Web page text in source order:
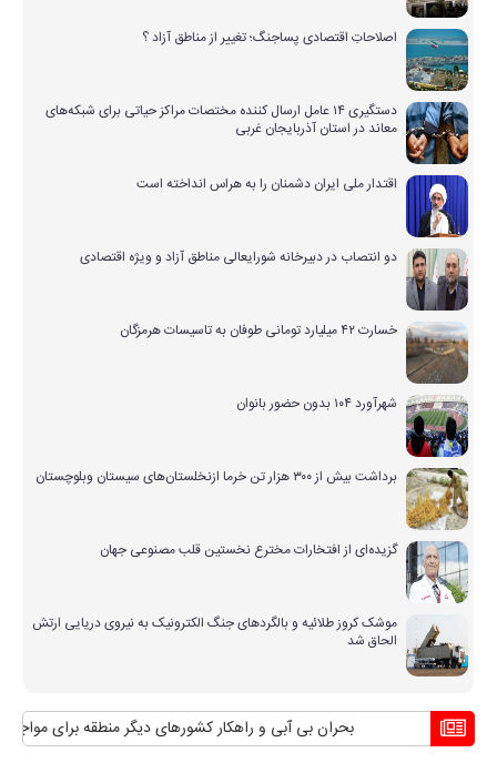
اصلاحاتِ اقتصادی پساجنگ؛ تغییر از مناطق آزاد ؟
دستگیری ۱۴ عامل ارسال کننده مختصات مراکز حیاتی برای شبکه‌های
معاند در استان آذربایجان غربی
اقتدار ملی ایران دشمنان را به هراس انداخته است
دو انتصاب در دبیرخانه شورایعالی مناطق آزاد و ویژه اقتصادی
خسارت ۴۲ میلیارد تومانی طوفان به تاسیسات هرمزگان
شهرآورد ۱۰۴ بدون حضور بانوان
برداشت بیش از ۳۰۰ هزار تن خرما ازنخلستان‌های سیستان وبلوچستان
گزیده‌ای از افتخارات مخترع نخستین قلب مصنوعی جهان
موشک کروز طلائیه و بالگردهای جنگ الکترونیک به نیروی دریایی ارتش
الحاق شد
بحران بی آبی و راهکار کشورهای دیگر منطقه برای مواجهه با آن